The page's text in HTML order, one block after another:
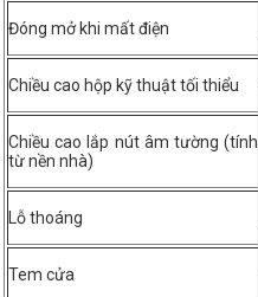
Đóng mở khi mất điện
Chiều cao hộp kỹ thuật tối thiểu
Chiều cao lắp nút âm tường (tính
từ nền nhà)
Lỗ thoáng
Tem cửa